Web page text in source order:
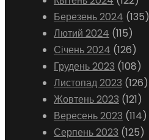
Березень 2024 (135)
Лютий 2024 (115)
Січень 2024 (126)
Грудень 2023 (108)
Листопад 2023 (126)
Жовтень 2023 (121)
Вересень 2023 (114)
Серпень 2023 (125)